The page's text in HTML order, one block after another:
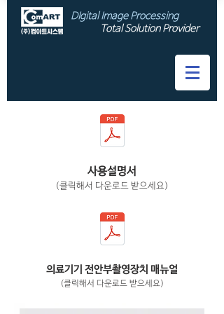
DIgital Image Processing
Total Solution Provider
사용설명서
​(클릭해서 다운로드 받으세요)
의료기기 전안부촬영장치 매뉴얼
​(클릭해서 다운로드 받으세요)